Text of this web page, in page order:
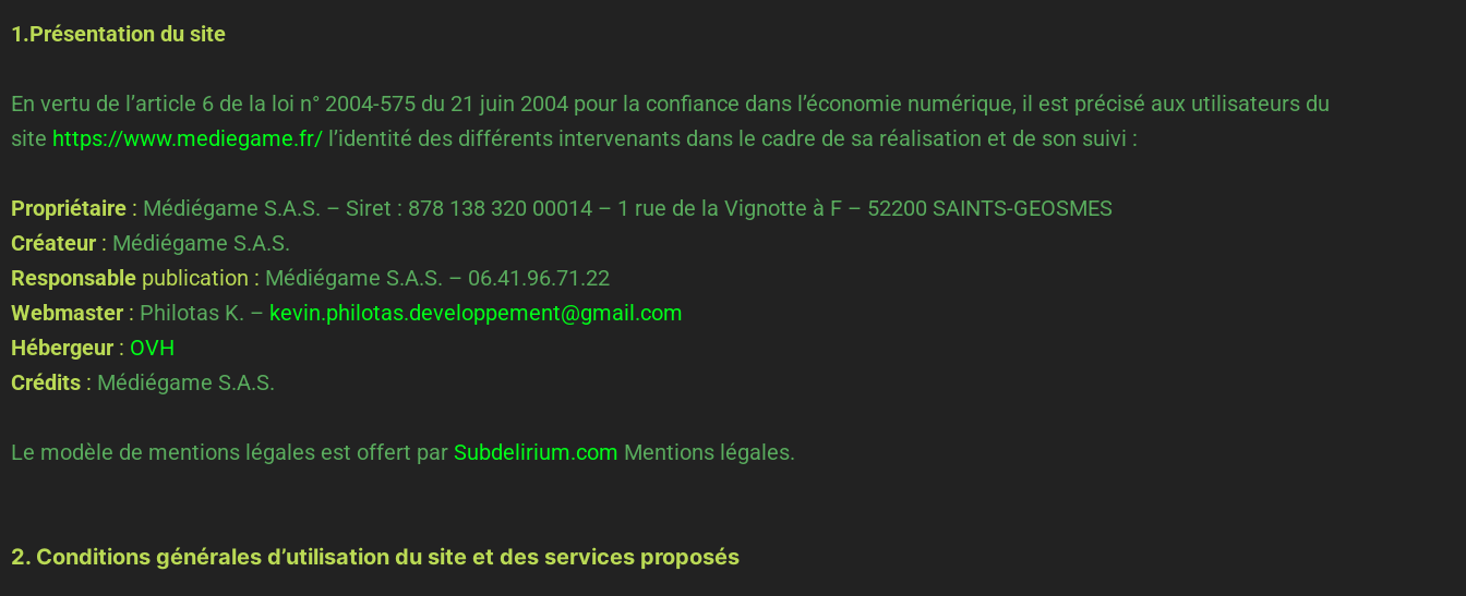
1.Présentation du site
En vertu de l’article 6 de la loi n° 2004-575 du 21 juin 2004 pour la confiance dans l’économie numérique, il est précisé aux utilisateurs du
site https://www.mediegame.fr/ l’identité des différents intervenants dans le cadre de sa réalisation et de son suivi :
Propriétaire : Médiégame S.A.S. – Siret : 878 138 320 00014 – 1 rue de la Vignotte à F – 52200 SAINTS-GEOSMES
Créateur : Médiégame S.A.S.
Responsable publication : Médiégame S.A.S. – 06.41.96.71.22
Webmaster : Philotas K. – kevin.philotas.developpement@gmail.com
Hébergeur : OVH
Crédits : Médiégame S.A.S.
Le modèle de mentions légales est offert par Subdelirium.com Mentions légales.
2. Conditions générales d’utilisation du site et des services proposés